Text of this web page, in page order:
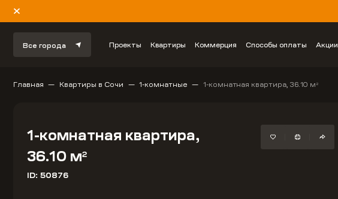
Все города Проекты Квартиры Коммерция Способы оплаты Акции
Главная Квартиры в Сочи 1-комнатные 1-комнатная квартира, 36.10 м 2
1-комнатная квартира,
36.10 м2
ID: 50876